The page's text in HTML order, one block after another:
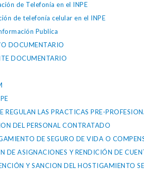
de Telefonía en el INPE
de telefonía celular en el INPE
Publica
DOCUMENTARIO
DOCUMENTARIO
LAS PRACTICAS PRE-
DEL PERSONAL CONTRATADO
DE SEGURO DE VIDA O
ASIGNACIONES Y RENDICIÓN DE
Y SANCION DEL HOSTIGAMIENTO